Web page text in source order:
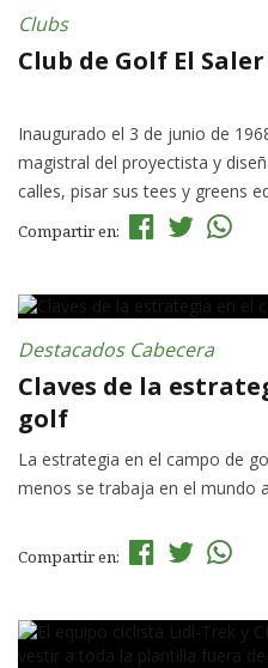
Clubs
Club de Golf El Saler
Inaugurado el 3 de junio de
magistral del proyectista y
calles, pisar sus tees y greens
Compartir en:
Destacados Cabecera
Claves de la
golf
La estrategia en el campo de
menos se trabaja en el mundo
Compartir en: